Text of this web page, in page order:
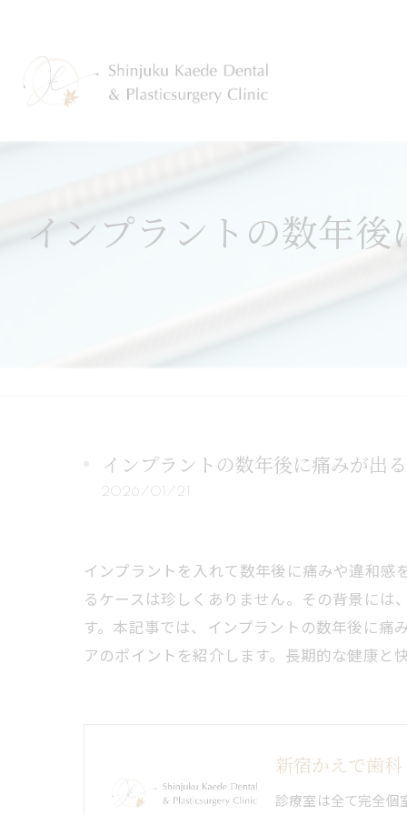
インプラントの数年
インプラントの数年後に痛みが出
2026/01/21
インプラントを入れて数年後に痛みや違和
るケースは珍しくありません。その背景には
す。本記事では、インプラントの数年後に
アのポイントを紹介します。長期的な健康と
新宿かえで歯
診療室は全て完全個